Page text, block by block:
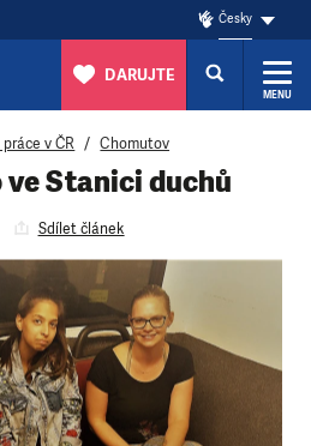
Česky
DARUJTE
MENU
v ČR Chomutov
Stanici duchů
Sdílet článek